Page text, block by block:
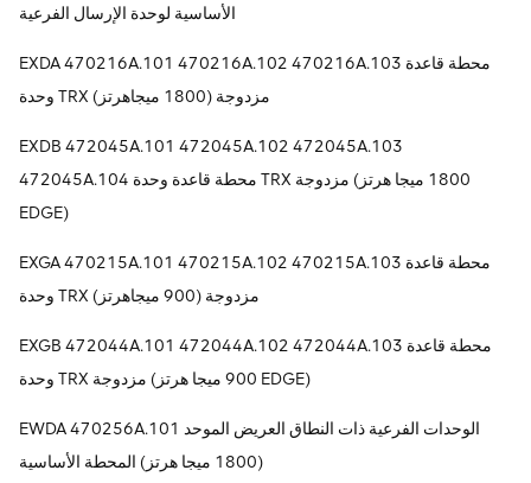
الأساسية لوحدة الإرسال الفرعية
EXDA 470216A.101 470216A.102 470216A.103 محطة قاعدة
وحدة TRX مزدوجة (1800 ميجاهرتز)
EXDB 472045A.101 472045A.102 472045A.103
472045A.104 محطة قاعدة وحدة TRX مزدوجة (1800 ميجا هرتز
EDGE)
EXGA 470215A.101 470215A.102 470215A.103 محطة قاعدة
وحدة TRX مزدوجة (900 ميجاهرتز)
EXGB 472044A.101 472044A.102 472044A.103 محطة قاعدة
وحدة TRX مزدوجة (900 ميجا هرتز EDGE)
EWDA 470256A.101 الوحدات الفرعية ذات النطاق العريض الموحد
(1800 ميجا هرتز) المحطة الأساسية